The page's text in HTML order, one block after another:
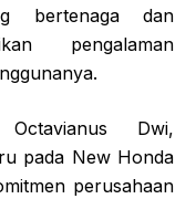
bertenaga dan
pengalaman
Dwi,
pada New Honda
perusahaan